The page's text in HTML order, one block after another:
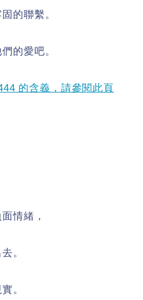
的聯繫。
的愛吧。
的含義，請參閱此頁
情緒，
。
。